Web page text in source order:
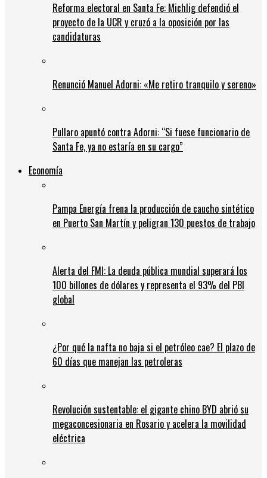
Reforma electoral en Santa Fe: Michlig defendió el
proyecto de la UCR y cruzó a la oposición por las
candidaturas
Renunció Manuel Adorni: «Me retiro tranquilo y sereno»
Pullaro apuntó contra Adorni: “Si fuese funcionario de
Santa Fe, ya no estaría en su cargo”
Economía
Pampa Energía frena la producción de caucho sintético
en Puerto San Martín y peligran 130 puestos de trabajo
Alerta del FMI: La deuda pública mundial superará los
100 billones de dólares y representa el 93% del PBI
global
¿Por qué la nafta no baja si el petróleo cae? El plazo de
60 días que manejan las petroleras
Revolución sustentable: el gigante chino BYD abrió su
megaconcesionaria en Rosario y acelera la movilidad
eléctrica